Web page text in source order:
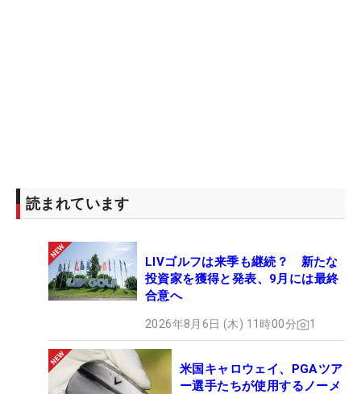
読まれています
LIVゴルフは来季も継続？ 新たな
投資家を獲得と発表、9月には最終
合意へ
2026年8月6日 (木) 11時00分 1
米国キャロウェイ、PGAツア
ー選手たちが使用するノーメ